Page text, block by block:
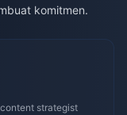
komitmen.
strategist